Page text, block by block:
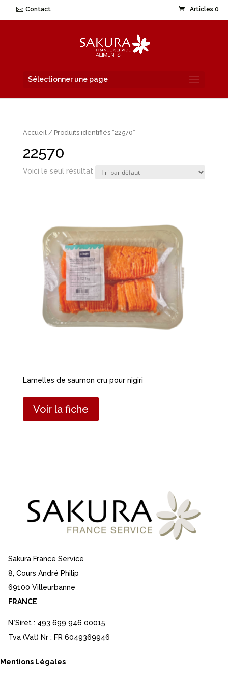
Contact Articles 0
Sélectionner une page
Accueil/ Produits identifiés “22570”
22570
Voici le seul résultat
Lamelles de saumon cru pour nigiri
Voir la fiche
Sakura France Service
8, Cours André Philip
69100 Villeurbanne
FRANCE
N°Siret : 493 699 946 00015
Tva (Vat) Nr : FR 6049369946
Mentions Légales